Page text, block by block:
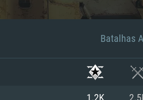
Batalhas
1.2K